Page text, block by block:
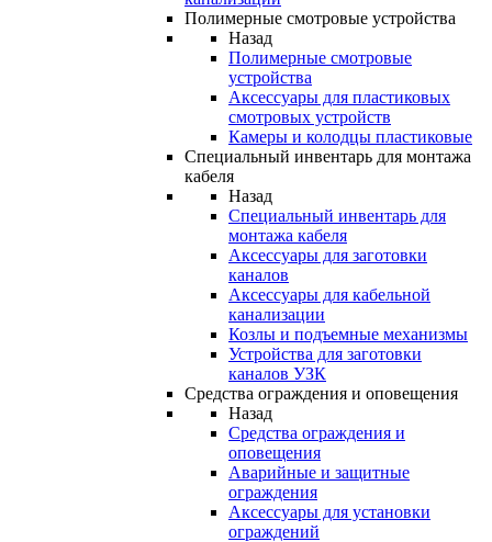
Полимерные смотровые устройства
Назад
Полимерные смотровые
устройства
Аксессуары для пластиковых
смотровых устройств
Камеры и колодцы пластиковые
Специальный инвентарь для монтажа
кабеля
Назад
Специальный инвентарь для
монтажа кабеля
Аксессуары для заготовки
каналов
Аксессуары для кабельной
канализации
Козлы и подъемные механизмы
Устройства для заготовки
каналов УЗК
Средства ограждения и оповещения
Назад
Средства ограждения и
оповещения
Аварийные и защитные
ограждения
Аксессуары для установки
ограждений